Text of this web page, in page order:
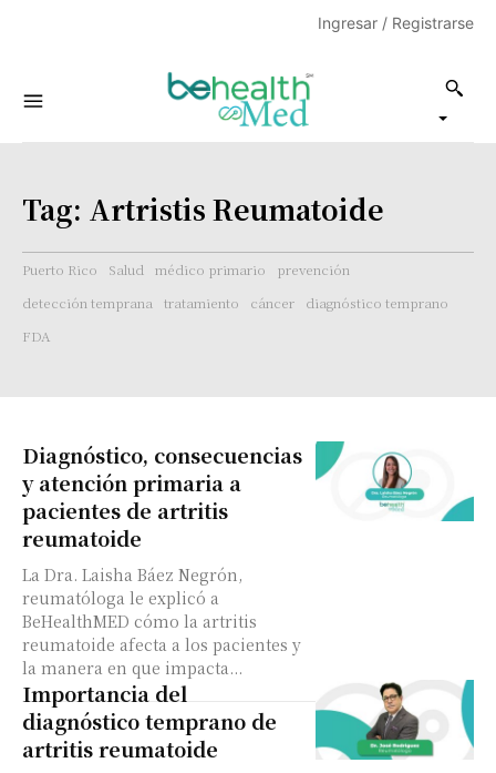
Ingresar / Registrarse
Tag: Artristis Reumatoide
Puerto Rico Salud médico primario
prevención
detección temprana
tratamiento cáncer
diagnóstico temprano
FDA
Diagnóstico, consecuencias
y atención primaria a
pacientes de artritis
reumatoide
La Dra. Laisha Báez Negrón,
reumatóloga le explicó a
BeHealthMED cómo la artritis
reumatoide afecta a los pacientes y
la manera en que impacta...
Importancia del
diagnóstico temprano de
artritis reumatoide